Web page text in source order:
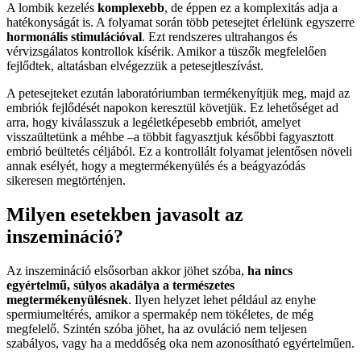
A lombik kezelés komplexebb, de éppen ez a komplexitás adja a
hatékonyságát is. A folyamat során több petesejtet érlelünk egyszerre
hormonális stimulációval. Ezt rendszeres ultrahangos és
vérvizsgálatos kontrollok kísérik. Amikor a tüszők megfelelően
fejlődtek, altatásban elvégezzük a petesejtleszívást.
A petesejteket ezután laboratóriumban termékenyítjük meg, majd az
embriók fejlődését napokon keresztül követjük. Ez lehetőséget ad
arra, hogy kiválasszuk a legéletképesebb embriót, amelyet
visszaültetünk a méhbe –a többit fagyasztjuk későbbi fagyasztott
embrió beültetés céljából. Ez a kontrollált folyamat jelentősen növeli
annak esélyét, hogy a megtermékenyülés és a beágyazódás
sikeresen megtörténjen.
Milyen esetekben javasolt az
inszemináció?
Az inszemináció elsősorban akkor jöhet szóba, ha nincs
egyértelmű, súlyos akadálya a természetes
megtermékenyülésnek. Ilyen helyzet lehet például az enyhe
spermiumeltérés, amikor a spermakép nem tökéletes, de még
megfelelő. Szintén szóba jöhet, ha az ovuláció nem teljesen
szabályos, vagy ha a meddőség oka nem azonosítható egyértelműen.